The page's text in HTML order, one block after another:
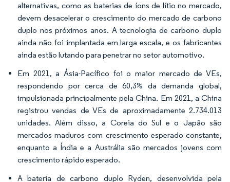
alternativas, como as baterias de íons de lítio no mercado,
devem desacelerar o crescimento do mercado de carbono
duplo nos próximos anos. A tecnologia de carbono duplo
ainda não foi implantada em larga escala, e os fabricantes
ainda estão lutando para penetrar no setor automotivo.
Em 2021, a Ásia-Pacífico foi o maior mercado de VEs,
respondendo por cerca de 60,3% da demanda global,
impulsionada principalmente pela China. Em 2021, a China
registrou vendas de VEs de aproximadamente 2.734.013
unidades. Além disso, a Coreia do Sul e o Japão são
mercados maduros com crescimento esperado constante,
enquanto a Índia e a Austrália são mercados jovens com
crescimento rápido esperado.
A bateria de carbono duplo Ryden, desenvolvida pela